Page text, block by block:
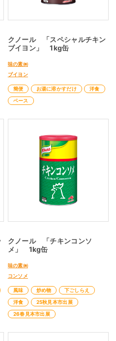
クノール 「スペシャルチキン
ブイヨン」 1kg缶
味の素㈱
ブイヨン
簡便 お湯に溶かすだけ
洋食
ベース
クノール 「チキンコンソ
メ」 1kg缶
味の素㈱
コンソメ
風味 炒め物
下ごしらえ
洋食
25秋見本市出展
26春見本市出展